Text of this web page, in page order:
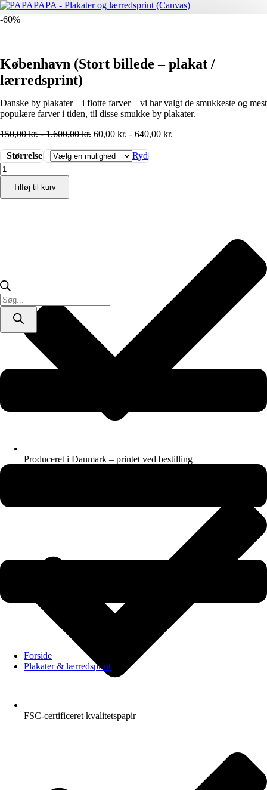
Products
search
Forside
Plakater & lærredsprint
-60%
København (Stort billede – plakat /
lærredsprint)
Danske by plakater – i flotte farver – vi har valgt de smukkeste og mest
populære farver i tiden, til disse smukke by plakater.
150,00kr.-1.600,00kr. 60,00 kr. - 640,00 kr.
Størrelse
Ryd
København
(Stort
billede
-
Tilføj til kurv
Produceret i Danmark – printet ved bestilling
FSC-certificeret kvalitetspapir